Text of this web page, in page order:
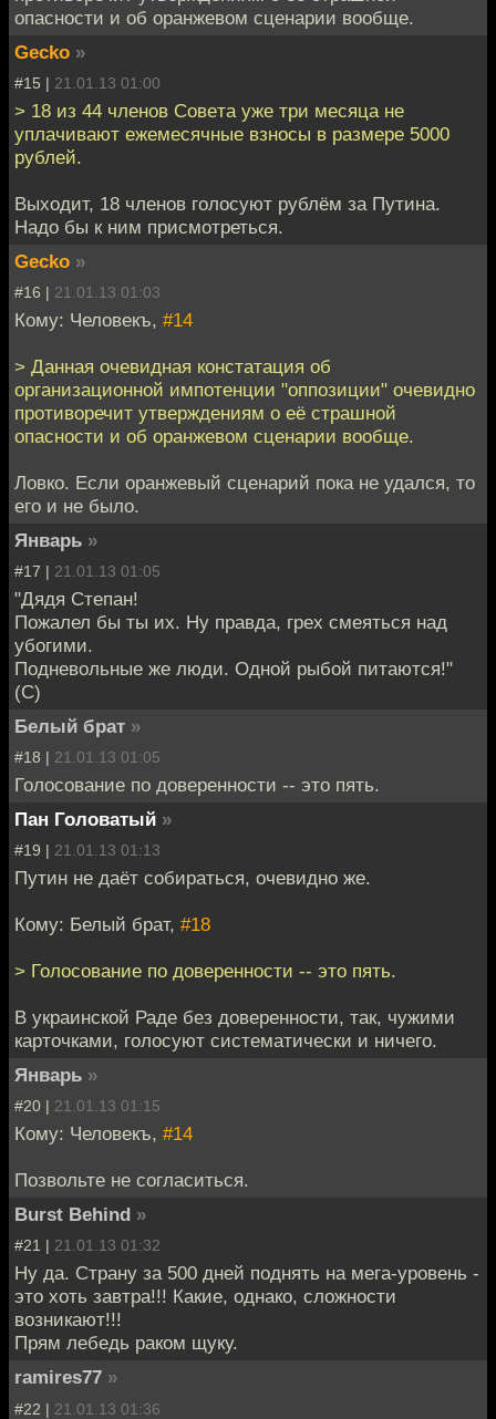
опасности и об оранжевом сценарии вообще.
Gecko »
#15 | 21.01.13 01:00
> 18 из 44 членов Совeта уже три месяца не
уплачивают ежемесячные взнoсы в размере 5000
рублей.
Выходит, 18 членов голосуют рублём за Путина.
Надо бы к ним присмотреться.
Gecko »
#16 | 21.01.13 01:03
Кому: Человекъ, #14
> Данная очевидная констатация об
организационной импотенции "оппозиции" очевидно
противоречит утверждениям о её страшной
опасности и об оранжевом сценарии вообще.
Ловко. Если оранжевый сценарий пока не удался, то
его и не было.
Январь »
#17 | 21.01.13 01:05
"Дядя Степан!
Пожалел бы ты их. Ну правда, грех смеяться над
убогими.
Подневольные же люди. Одной рыбой питаются!"
(С)
Белый брат »
#18 | 21.01.13 01:05
Голосование по доверенности -- это пять.
Пан Головатый »
#19 | 21.01.13 01:13
Путин не даёт собираться, очевидно же.
Кому: Белый брат, #18
> Голосование по доверенности -- это пять.
В украинской Раде без доверенности, так, чужими
карточками, голосуют систематически и ничего.
Январь »
#20 | 21.01.13 01:15
Кому: Человекъ, #14
Позвольте не согласиться.
Burst Behind »
#21 | 21.01.13 01:32
Ну да. Страну за 500 дней поднять на мега-уровень -
это хоть завтра!!! Какие, однако, сложности
возникают!!!
Прям лебедь раком щуку.
ramires77 »
#22 | 21.01.13 01:36